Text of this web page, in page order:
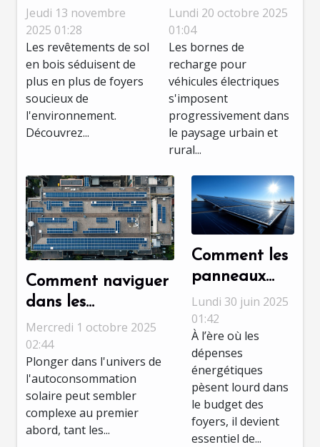
revêtements de
sol en bois
Jeudi 13 novembre
2025 01:28
Les revêtements de sol
en bois séduisent de
plus en plus de foyers
soucieux de
l'environnement.
Découvrez...
recharge
électrique
transforment-
elles votre
quotidien ?
Lundi 20 octobre 2025
01:04
Les bornes de
recharge pour
véhicules électriques
s'imposent
progressivement dans
le paysage urbain et
rural...
Comment naviguer
dans les
mécanismes de
soutien à
l'autoconsommation
solaire ?
Mercredi 1 octobre 2025
02:44
Plonger dans l'univers de
l'autoconsommation
solaire peut sembler
complexe au premier
abord, tant les...
Comment les
panneaux
solaires
peuvent
réduire vos
factures
d'énergie ?
Lundi 30 juin 2025
01:42
À l’ère où les
dépenses
énergétiques
pèsent lourd dans
le budget des
foyers, il devient
essentiel de...